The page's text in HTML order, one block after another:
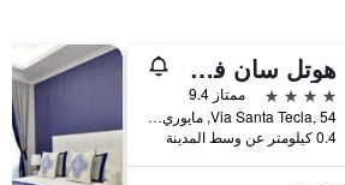
هوتل سان فرانسيسكو
4 نجوم
ممتاز 9.4
Via Santa Tecla, 54, مايوري, مقاطعة ساليرنو, إيطاليا
0.4 كيلومتر عن وسط المدينة